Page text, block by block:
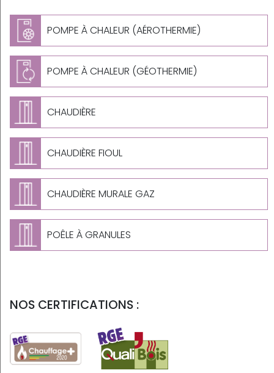
POMPE À CHALEUR (AÉROTHERMIE)
POMPE À CHALEUR (GÉOTHERMIE)
CHAUDIÈRE
CHAUDIÈRE FIOUL
CHAUDIÈRE MURALE GAZ
POÊLE À GRANULES
NOS CERTIFICATIONS :